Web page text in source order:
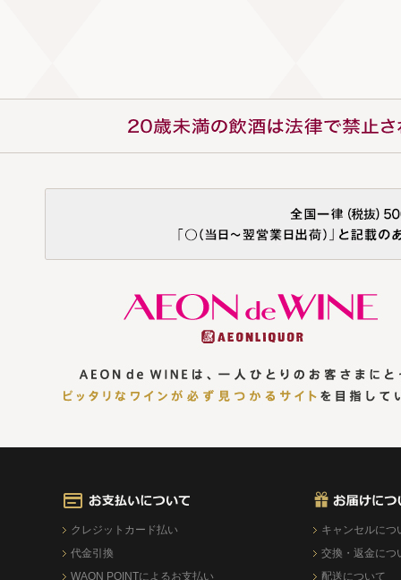
クレジットカード払い
代金引換
WAON POINTによるお支払い
キャンセルにつ
交換・返金につ
配送について